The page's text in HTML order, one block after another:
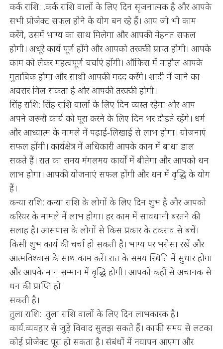
कर्क राशि: .कर्क राशि वालों के लिए दिन सृजनात्मक है और आपके
सभी प्रोजेक्ट सफल होने के योग बन रहे हैं। आप जो भी काम
करेंगे, उसमें भाग्य का साथ मिलेगा और आपकी मेहनत सफल
होगी। अधूरे कार्य पूर्ण होंगे और आपको तरक्की प्राप्त होगी। आपके
काम को लेकर महत्वपूर्ण चर्चाएं होंगी। ऑफिस में माहौल आपके
मुताबिक होगा और साथी आपकी मदद करेंगे। शादी में जाने का
अवसर मिल सकता है और आपकी तरक्की होगी।
सिंह राशि: सिंह राशि वालों के लिए दिन व्यस्त रहेगा और आप
अपने जरूरी कार्य को पूरा करने के लिए दिन भर दौड़ते रहेंगे। धर्म
और आध्यात्म के मामले में पढ़ाई-लिखाई से लाभ होगा। योजनाएं
सफल होंगी। कार्यक्षेत्र में अधिकारी आपके काम में बाधा डाल
सकते हैं। रात का समय मंगलमय कार्यों में बीतेगा और आपको धन
लाभ होगा। आपकी योजनाएं सफल होंगी और धन में वृद्धि के योग
हैं।
कन्या राशि: कन्या राशि के लोगों के लिए दिन शुभ है और आपको
करियर के मामले में लाभ होगा। हर काम में सावधानी बरतने की
सलाह है। आसपास के लोगों से किस प्रकार के टकराव से बचें।
किसी शुभ कार्य की चर्चा हो सकती है। भाग्य पर भरोसा रखें और
आत्मविश्वास के साथ काम करें। रात के समय स्थिति में सुधार होगा
और आपके मान सम्मान में वृद्धि होगी। आपको कहीं से अचानक से
धन की प्राप्ति हो
सकती है।
तुला राशि: .तुला राशि वालों के लिए दिन लाभकारक है।
कार्य.व्यवहार से जुड़े विवाद सुलझ सकते हैं। काफी समय से लटका
कोई प्रोजेक्ट पूरा हो सकता है। संबंधों में नयापन आएगा और